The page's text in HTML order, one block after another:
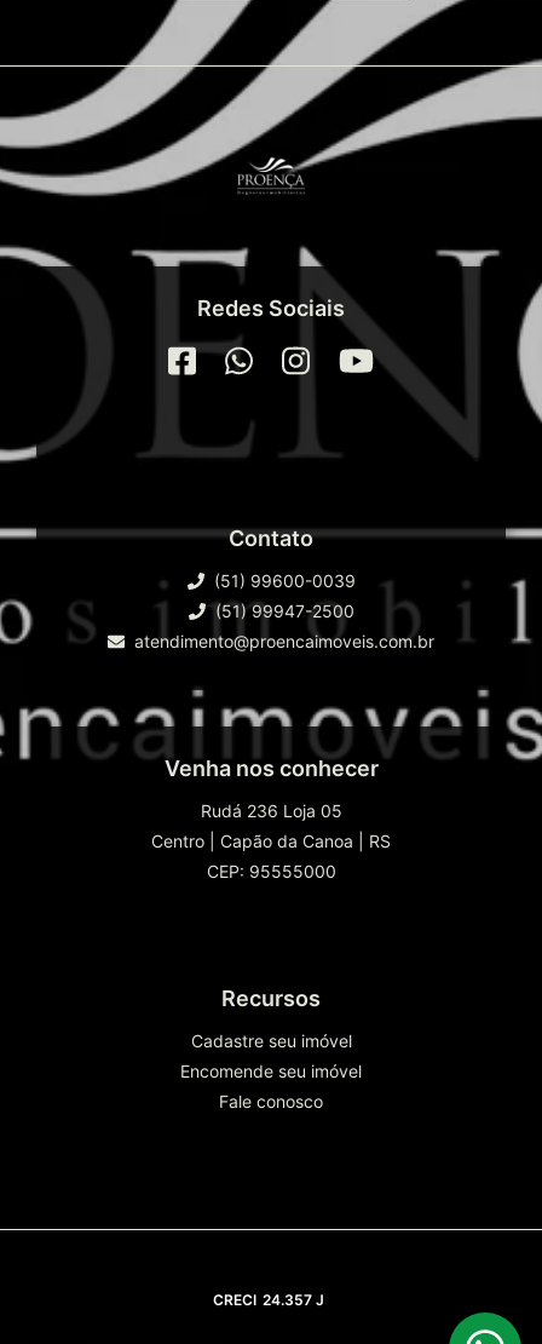
Redes Sociais
Contato
(51) 99600-0039
(51) 99947-2500
atendimento@proencaimoveis.com.br
Venha nos conhecer
Rudá 236 Loja 05
Centro
Capão da Canoa
RS
CEP: 95555000
Recursos
Cadastre seu imóvel
Encomende seu imóvel
Fale conosco
CRECI 24.357 J